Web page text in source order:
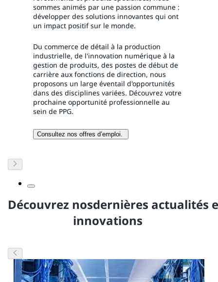
sommes animés par une passion commune :
développer des solutions innovantes qui ont
un impact positif sur le monde.
Du commerce de détail à la production
industrielle, de l'innovation numérique à la
gestion de produits, des postes de début de
carrière aux fonctions de direction, nous
proposons un large éventail d'opportunités
dans des disciplines variées. Découvrez votre
prochaine opportunité professionnelle au
sein de PPG.
Consultez nos offres d’emploi.
Découvrez nosdernières actualités
innovations